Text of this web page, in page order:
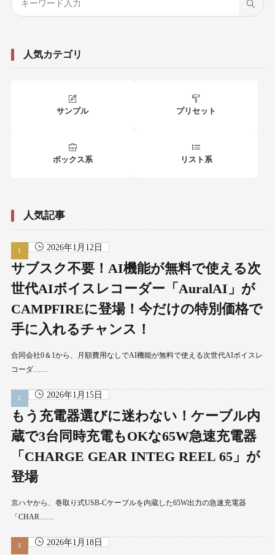
人気カテゴリ
サンプル プリセット
ボックス系 リスト系
人気記事
2026年1月12日
サブスク不要！AI機能が無料で使える次
世代AIボイスレコーダー「AuralAI」が
CAMPFIREに登場！今だけの特別価格で
手に入れるチャンス！
合同会社0＆1から、月額費用なしでAI機能が無料で使える次世代AIボイスレ
コーダ……
2026年1月15日
もう充電器選びに迷わない！ケーブル内
蔵で3台同時充電もOKな65W急速充電器
「CHARGE GEAR INTEG REEL 65」が
登場
京ハヤから、巻取り式USB-Cケーブルを内蔵した65W出力の急速充電器
「CHAR……
2026年1月18日